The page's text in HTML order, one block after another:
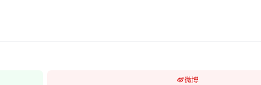
微博